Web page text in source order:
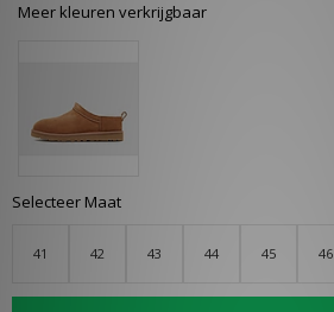
Meer kleuren verkrijgbaar
Selecteer Maat
41 42 43 44 45 46